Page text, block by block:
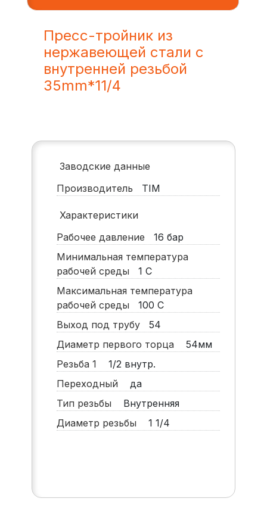
Пресс-тройник из
нержавеющей стали с
внутренней резьбой
35mm*11/4
Заводские данные
Производитель
TIM
Характеристики
Рабочее давление
16 бар
Минимальная температура
рабочей среды
1 С
Максимальная температура
рабочей среды
100 С
Выход под трубу
54
Диаметр первого торца
54мм
Резьба 1
1/2 внутр.
Переходный
да
Тип резьбы
Внутренняя
Диаметр резьбы
1 1/4